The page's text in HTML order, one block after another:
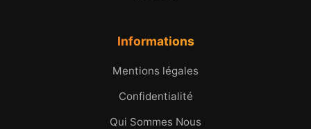
Informations
Mentions légales
Confidentialité
Qui Sommes Nous